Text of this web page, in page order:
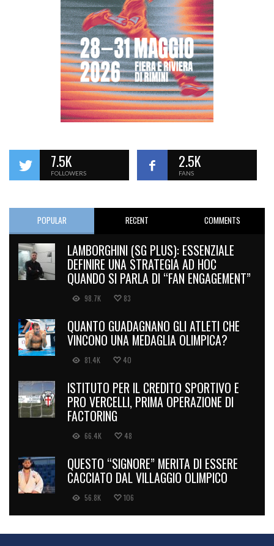
7.5K
FOLLOWERS
2.5K
FANS
POPULAR RECENT COMMENTS
LAMBORGHINI (SG PLUS): ESSENZIALE
DEFINIRE UNA STRATEGIA AD HOC
QUANDO SI PARLA DI “FAN ENGAGEMENT”
98.7K 83
QUANTO GUADAGNANO GLI ATLETI CHE
VINCONO UNA MEDAGLIA OLIMPICA?
81.4K 40
ISTITUTO PER IL CREDITO SPORTIVO E
PRO VERCELLI, PRIMA OPERAZIONE DI
FACTORING
66.4K 48
QUESTO “SIGNORE” MERITA DI ESSERE
CACCIATO DAL VILLAGGIO OLIMPICO
56.8K 106